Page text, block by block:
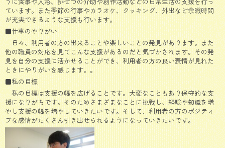
ています。また季節の行事やカラオケ、クッキング、外出など余暇時間
が充実できるような支援も行います。
■仕事のやりがい
日々、利用者の方の出来ることや楽しいことの発見があります。また
他の職員の対応を見てこんな支援があるのだと気づかされます。その発
見を自分の支援に活かせることができ、利用者の方の良い表情が見れた
ときにやりがいを感じます。。
■私の目標
私の目標は支援の幅を広げることです。大変なこともあり保守的な支
援になりがちです。そのためさまざまなことに挑戦し、経験や知識を増
やし支援の幅を増やしていきたいです。そして、利用者の方のポジティ
ブな感情がたくさん引き出せられるようになっていきたいです。